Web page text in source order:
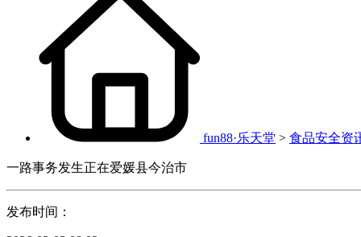
fun88·乐天堂 > 食品安全资
一路事务发生正在爱媛县今治市
发布时间：